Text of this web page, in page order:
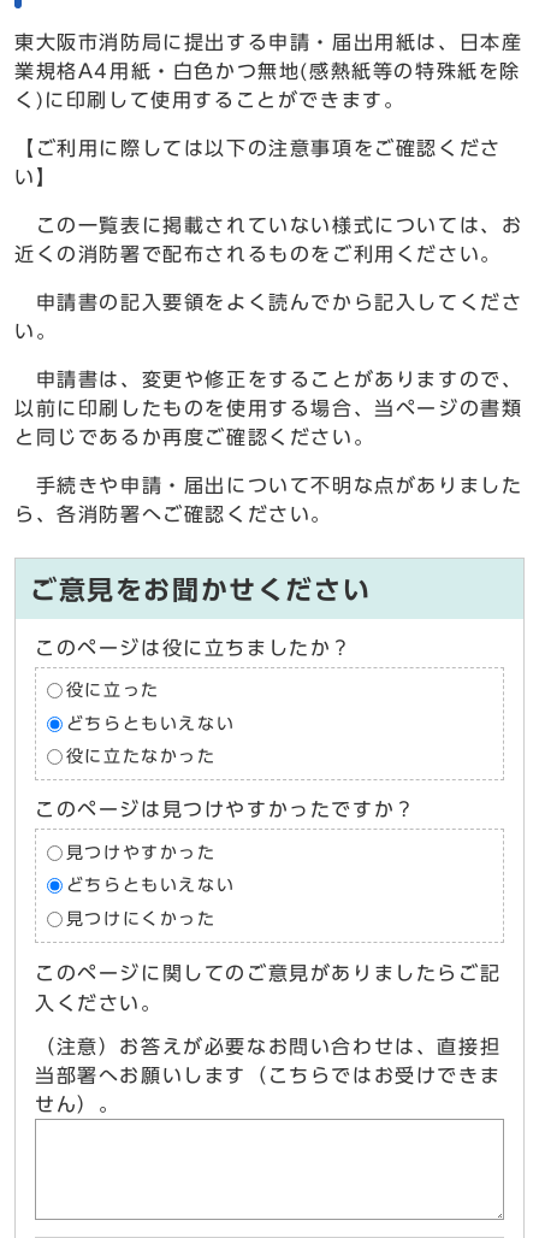
東大阪市消防局に提出する申請・届出用紙は、日本産
業規格A4用紙・白色かつ無地(感熱紙等の特殊紙を除
く)に印刷して使用することができます。
【ご利用に際しては以下の注意事項をご確認くださ
い】
この一覧表に掲載されていない様式については、お
近くの消防署で配布されるものをご利用ください。
申請書の記入要領をよく読んでから記入してくださ
い。
申請書は、変更や修正をすることがありますので、
以前に印刷したものを使用する場合、当ページの書類
と同じであるか再度ご確認ください。
手続きや申請・届出について不明な点がありました
ら、各消防署へご確認ください。
ご意見をお聞かせください
このページは役に立ちましたか？
役に立った
どちらともいえない
役に立たなかった
このページは見つけやすかったですか？
見つけやすかった
どちらともいえない
見つけにくかった
このページに関してのご意見がありましたらご記
入ください。
（注意）お答えが必要なお問い合わせは、直接担
当部署へお願いします（こちらではお受けできま
せん）。